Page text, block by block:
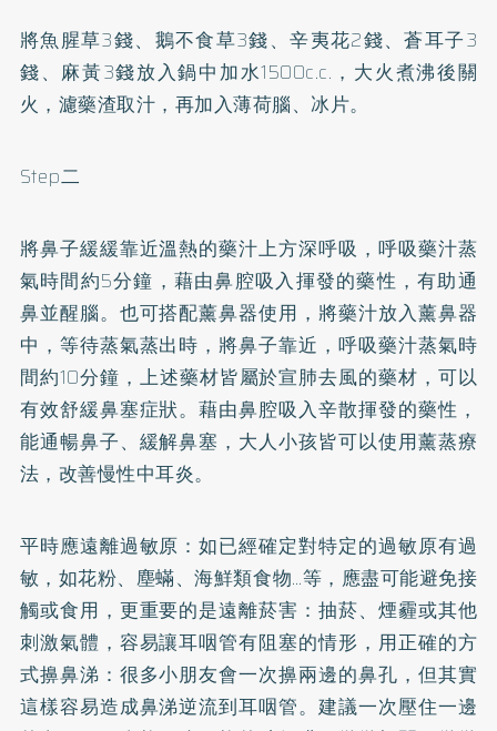
將魚腥草3錢、鵝不食草3錢、辛夷花2錢、蒼耳子3
錢、麻黃3錢放入鍋中加水1500c.c.，大火煮沸後關
火，濾藥渣取汁，再加入薄荷腦、冰片。
Step二
將鼻子緩緩靠近溫熱的藥汁上方深呼吸，呼吸藥汁蒸
氣時間約5分鐘，藉由鼻腔吸入揮發的藥性，有助通
鼻並醒腦。也可搭配薰鼻器使用，將藥汁放入薰鼻器
中，等待蒸氣蒸出時，將鼻子靠近，呼吸藥汁蒸氣時
間約10分鐘，上述藥材皆屬於宣肺去風的藥材，可以
有效舒緩鼻塞症狀。藉由鼻腔吸入辛散揮發的藥性，
能通暢鼻子、緩解鼻塞，大人小孩皆可以使用薰蒸療
法，改善慢性中耳炎。
平時應遠離過敏原：如已經確定對特定的過敏原有過
敏，如花粉、塵蟎、海鮮類食物…等，應盡可能避免接
觸或食用，更重要的是遠離菸害：抽菸、煙霾或其他
刺激氣體，容易讓耳咽管有阻塞的情形，用正確的方
式擤鼻涕：很多小朋友會一次擤兩邊的鼻孔，但其實
這樣容易造成鼻涕逆流到耳咽管。建議一次壓住一邊